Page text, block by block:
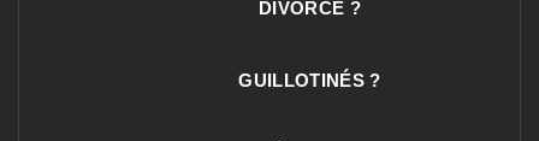
DIVORCÉ ?
GUILLOTINÉS ?